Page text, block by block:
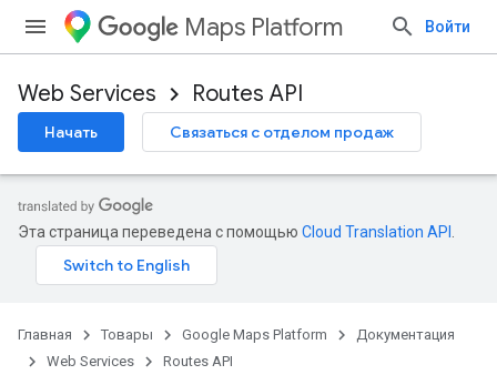
Maps Platform Войти
Web Services Routes API
Начать Связаться с отделом продаж
Эта страница переведена с помощью Cloud Translation API
Главная Товары Google Maps Platform
Документация
Web Services
Routes API